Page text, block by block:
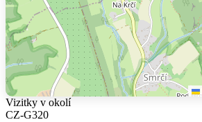
Vizitky v okolí
CZ-G320